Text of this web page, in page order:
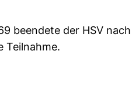
beendete der HSV
Teilnahme.